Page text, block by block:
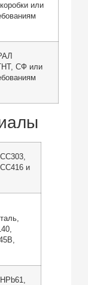
или
СФ или
и